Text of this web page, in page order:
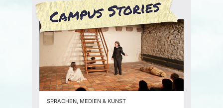
SPRACHEN, MEDIEN & KUNST